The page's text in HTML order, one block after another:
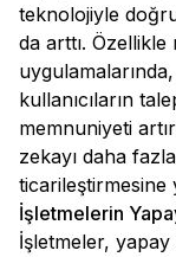
teknolojiyle
da arttı. Özellikle
kullanıcıların
memnuniyeti
zekayı daha
ticarileştirmesine
İşletmelerin
İşletmeler, yapay